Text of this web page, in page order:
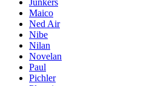
Junkers
Maico
Ned Air
Nibe
Nilan
Novelan
Paul
Pichler